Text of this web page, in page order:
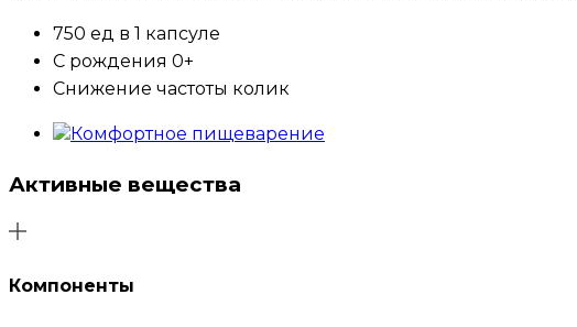
750 ед в 1 капсуле
С рождения 0+
Снижение частоты колик
Комфортное пищеварение
Активные вещества
Компоненты